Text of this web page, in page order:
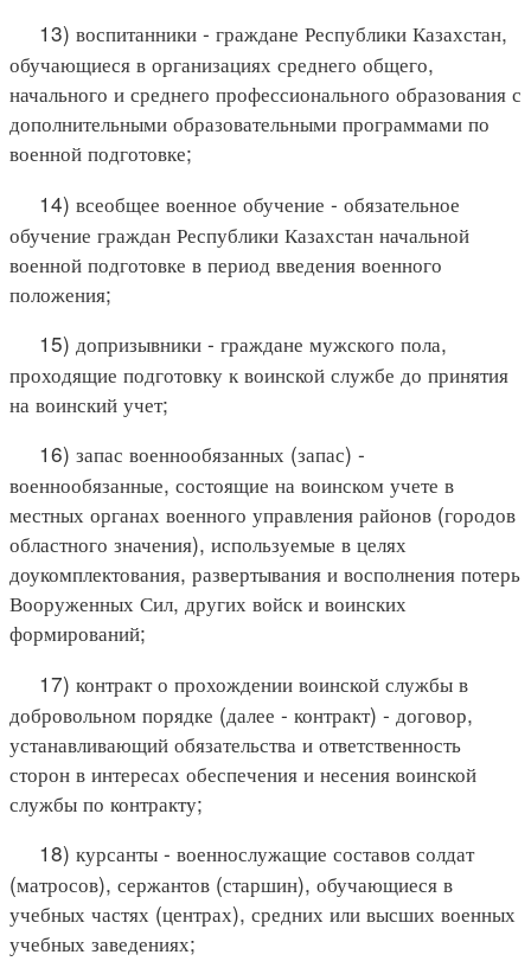
13) воспитанники - граждане Республики Казахстан,
обучающиеся в организациях среднего общего,
начального и среднего профессионального образования с
дополнительными образовательными программами по
военной подготовке;
14) всеобщее военное обучение - обязательное
обучение граждан Республики Казахстан начальной
военной подготовке в период введения военного
положения;
15) допризывники - граждане мужского пола,
проходящие подготовку к воинской службе до принятия
на воинский учет;
16) запас военнообязанных (запас) -
военнообязанные, состоящие на воинском учете в
местных органах военного управления районов (городов
областного значения), используемые в целях
доукомплектования, развертывания и восполнения потерь
Вооруженных Сил, других войск и воинских
формирований;
17) контракт о прохождении воинской службы в
добровольном порядке (далее - контракт) - договор,
устанавливающий обязательства и ответственность
сторон в интересах обеспечения и несения воинской
службы по контракту;
18) курсанты - военнослужащие составов солдат
(матросов), сержантов (старшин), обучающиеся в
учебных частях (центрах), средних или высших военных
учебных заведениях;